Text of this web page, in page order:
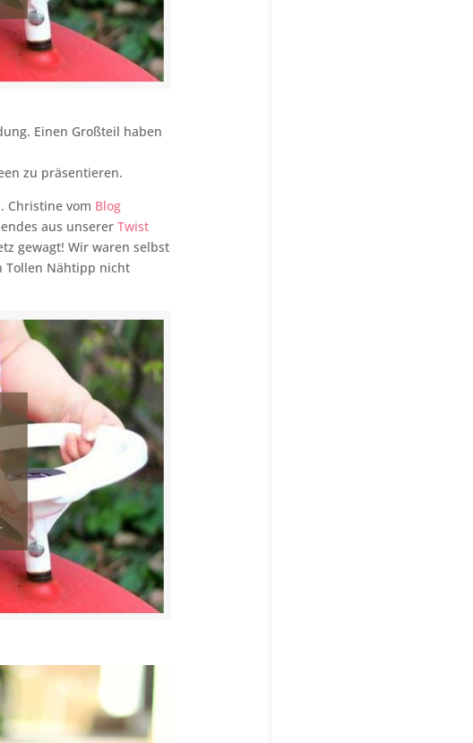
Einen Großteil haben
zu präsentieren.
Christine vom Blog
aus unserer Twist
gewagt! Wir waren selbst
Tollen Nähtipp nicht